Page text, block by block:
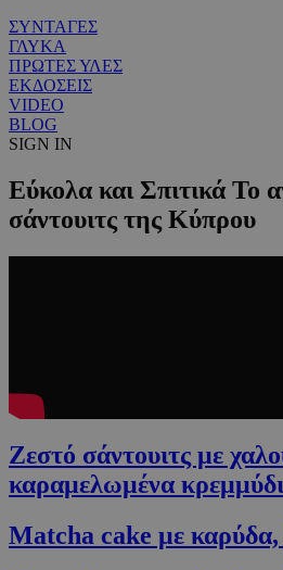
ΣΥΝΤΑΓΕΣ
ΓΛΥΚΑ
ΠΡΩΤΕΣ ΥΛΕΣ
ΕΚΔΟΣΕΙΣ
VIDEO
BLOG
SIGN IN
Εύκολα και Σπιτικά Το
σάντουιτς της Κύπρου
Ζεστό σάντουιτς με
καραμελωμένα
Matcha cake με καρύδα,